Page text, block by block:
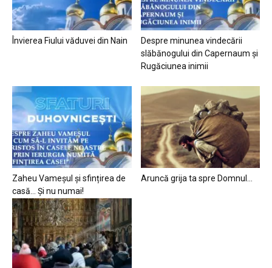
Învierea Fiului văduvei din Nain
Despre minunea vindecării
slăbănogului din Capernaum și
Rugăciunea inimii
Zaheu Vameșul și sfințirea de
casă… Și nu numai!
Aruncă grija ta spre Domnul…